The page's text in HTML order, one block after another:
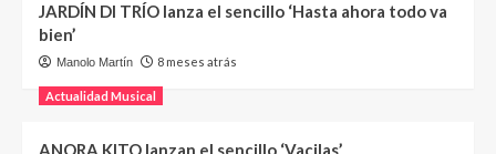
JARDÍN DI TRÍO lanza el sencillo ‘Hasta ahora todo va
bien’
Manolo Martín 8 meses atrás
Actualidad Musical
ANORA KITO lanzan el sencillo ‘Vacilas’